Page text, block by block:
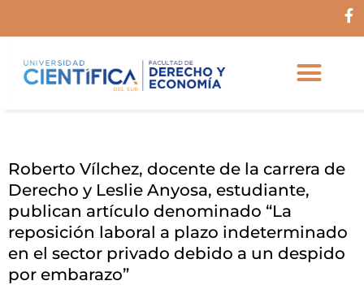
F
Roberto Vílchez, docente de la carrera de
Derecho y Leslie Anyosa, estudiante,
publican artículo denominado “La
reposición laboral a plazo indeterminado
en el sector privado debido a un despido
por embarazo”